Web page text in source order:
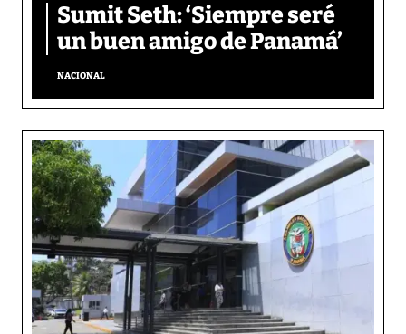
Sumit Seth: ‘Siempre seré
un buen amigo de Panamá’
NACIONAL